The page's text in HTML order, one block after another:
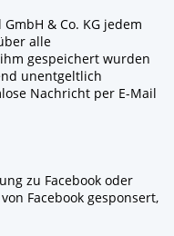
& Co. KG jedem
alle
gespeichert wurden
unentgeltlich
Nachricht per E-Mail
zu Facebook oder
Facebook gesponsert,